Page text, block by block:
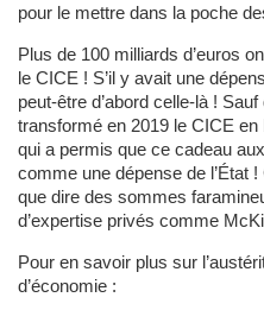
pour le mettre dans la poche
Plus de 100 milliards d’euros
le CICE ! S’il y avait une
peut-être d’abord celle-là !
transformé en 2019 le CICE
qui a permis que ce cadeau
comme une dépense de l’État !
que dire des sommes
d’expertise privés comme
Pour en savoir plus sur
d’économie :